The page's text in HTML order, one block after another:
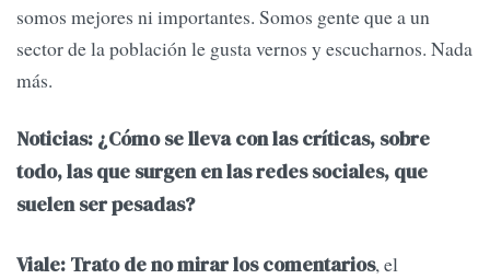
somos mejores ni importantes. Somos gente que a un
sector de la población le gusta vernos y escucharnos. Nada
más.
Noticias: ¿Cómo se lleva con las críticas, sobre
todo, las que surgen en las redes sociales, que
suelen ser pesadas?
Viale: Trato de no mirar los comentarios, el